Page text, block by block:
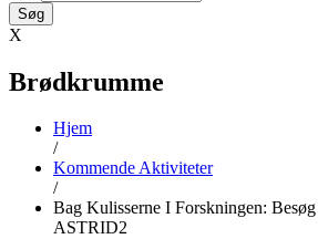
X
Brødkrumme
Hjem
/
Kommende Aktiviteter
/
Bag Kulisserne I Forskningen:
ASTRID2